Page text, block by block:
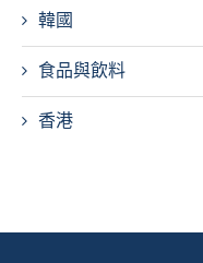
韓國
食品與飲料
香港